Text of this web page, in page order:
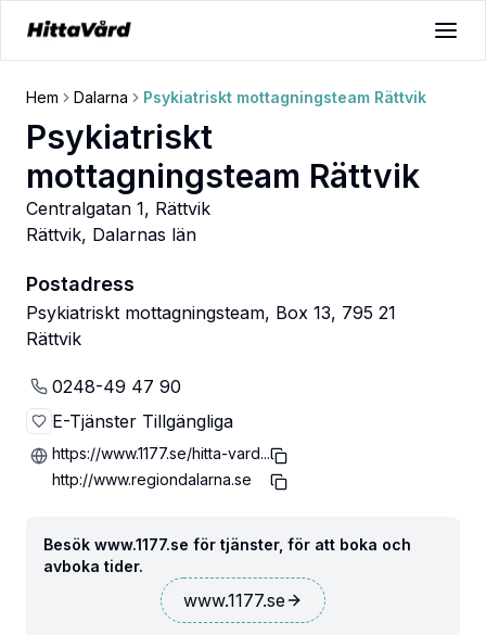
Hem Dalarna Psykiatriskt mottagningsteam Rättvik
Psykiatriskt
mottagningsteam Rättvik
Centralgatan 1, Rättvik
Rättvik, Dalarnas län
Postadress
Psykiatriskt mottagningsteam, Box 13, 795 21
Rättvik
0248-49 47 90
E-Tjänster Tillgängliga
https://www.1177.se/hitta-vard...
http://www.regiondalarna.se
Besök www.1177.se för tjänster, för att boka och
avboka tider.
www.1177.se